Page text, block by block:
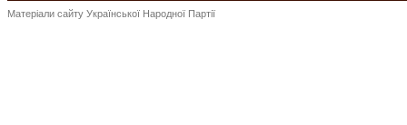
Матеріали сайту Української Народної Партії